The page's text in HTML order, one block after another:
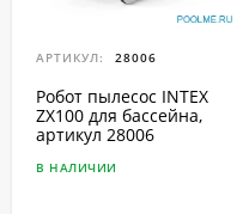
АРТИКУЛ: 28006
Робот пылесос INTEX
ZX100 для бассейна,
артикул 28006
В НАЛИЧИИ